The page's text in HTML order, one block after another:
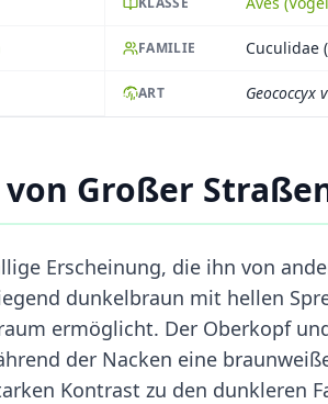
FAMILIE Cuculidae
ART Geococcyx
Großer
Erscheinung, die ihn von
dunkelbraun mit hellen
ermöglicht. Der Oberkopf
der Nacken eine
Kontrast zu den dunkleren